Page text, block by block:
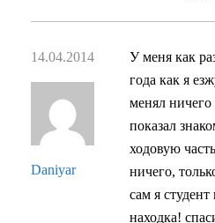
14.04.2014
Daniyar
У меня как
года как я
менял
показал
ходовую
ничего,
сам я
находка!